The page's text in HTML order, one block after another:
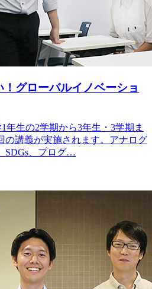
グローバルイノベーショ
年生の2学期から3年生・3学期ま
の講義が実施されます。アナログ
SDGs、プログ…